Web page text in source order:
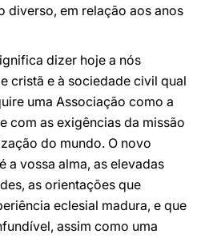
diverso, em relação aos anos
dizer hoje a nós
cristã e à sociedade civil qual
uma Associação como a
com as exigências da missão
do mundo. O novo
a vossa alma, as elevadas
as orientações que
eclesial madura, e que
assim como uma